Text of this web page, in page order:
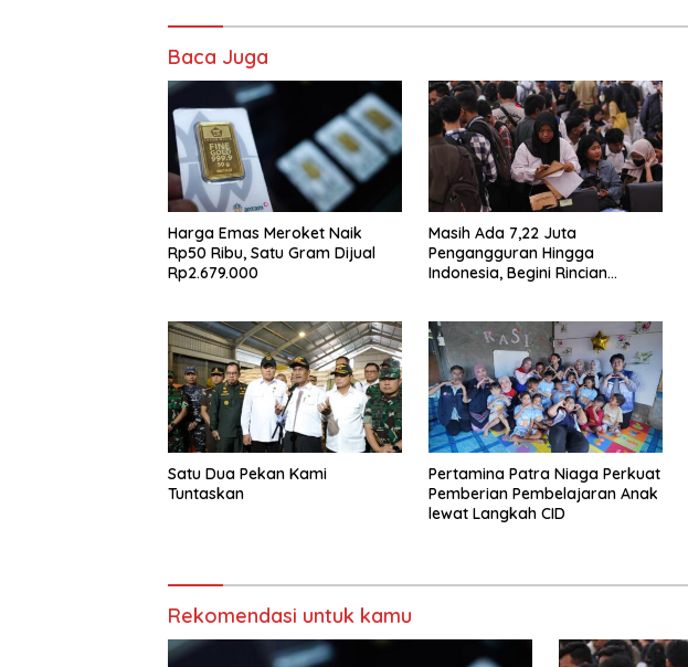
Baca Juga
Harga Emas Meroket Naik
Rp50 Ribu, Satu Gram Dijual
Rp2.679.000
Masih Ada 7,22 Juta
Pengangguran Hingga
Indonesia, Begini Rincian
Satu Dua Pekan Kami
Tuntaskan
Pertamina Patra Niaga Perkuat
Pemberian Pembelajaran Anak
lewat Langkah CID
Rekomendasi untuk kamu